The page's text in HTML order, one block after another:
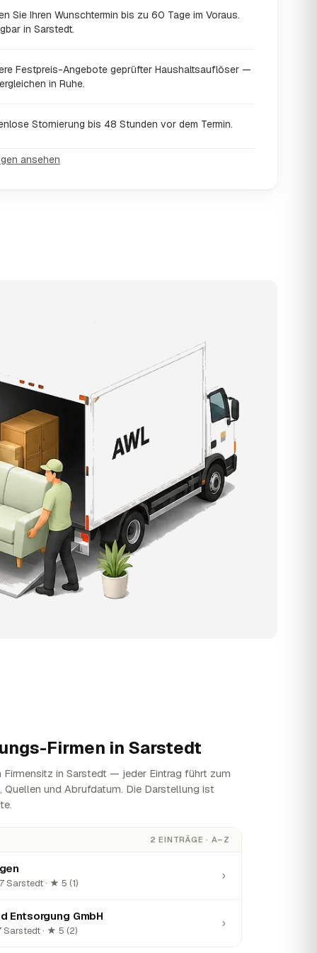
Sie Ihren Wunschtermin bis zu 60 Tage im Voraus.
in Sarstedt.
Festpreis-Angebote geprüfter Haushaltsauflöser —
in Ruhe.
Stornierung bis 48 Stunden vor dem Termin.
ansehen
Firmen in Sarstedt
Firmensitz in Sarstedt — jeder Eintrag führt zum
Quellen und Abrufdatum. Die Darstellung ist
2 EINTRÄGE · A–Z
Sarstedt · ★ 5 (1)
›
Entsorgung GmbH
Sarstedt · ★ 5 (2)
›